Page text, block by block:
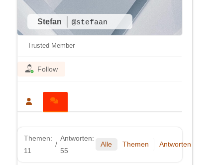
Stefan @stefaan
Trusted Member
Follow
Themen:
11
/
Antworten:
55
Alle Themen Antworten